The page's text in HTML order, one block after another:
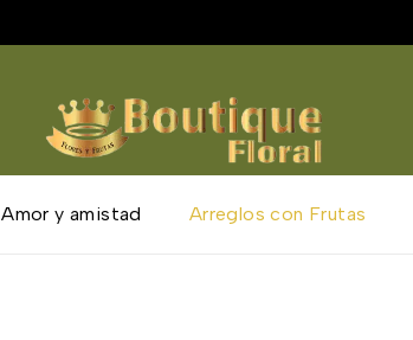
Amor y amistad Arreglos con Frutas